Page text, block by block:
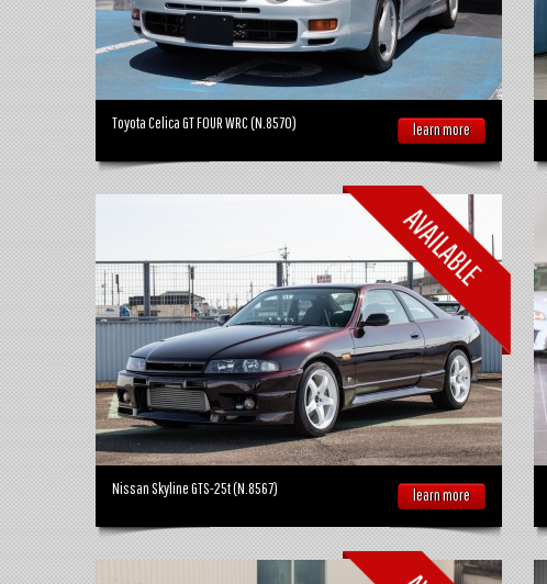
Toyota Celica GT FOUR WRC (N.8570) learn more
Nissan Skyline GTS-25t (N.8567) learn more